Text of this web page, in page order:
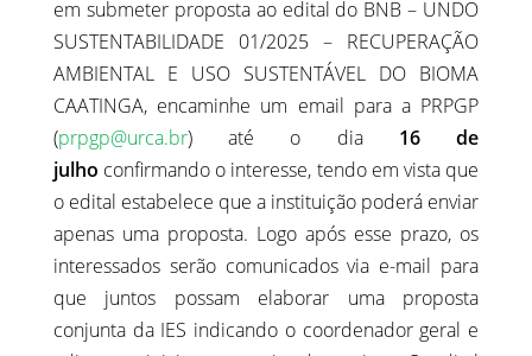
em submeter proposta ao edital do BNB – UNDO
SUSTENTABILIDADE 01/2025 – RECUPERAÇÃO
AMBIENTAL E USO SUSTENTÁVEL DO BIOMA
CAATINGA, encaminhe um email para a PRPGP
(prpgp@urca.br) até o dia 16 de
julho confirmando o interesse, tendo em vista que
o edital estabelece que a instituição poderá enviar
apenas uma proposta. Logo após esse prazo, os
interessados serão comunicados via e-mail para
que juntos possam elaborar uma proposta
conjunta da IES indicando o coordenador geral e